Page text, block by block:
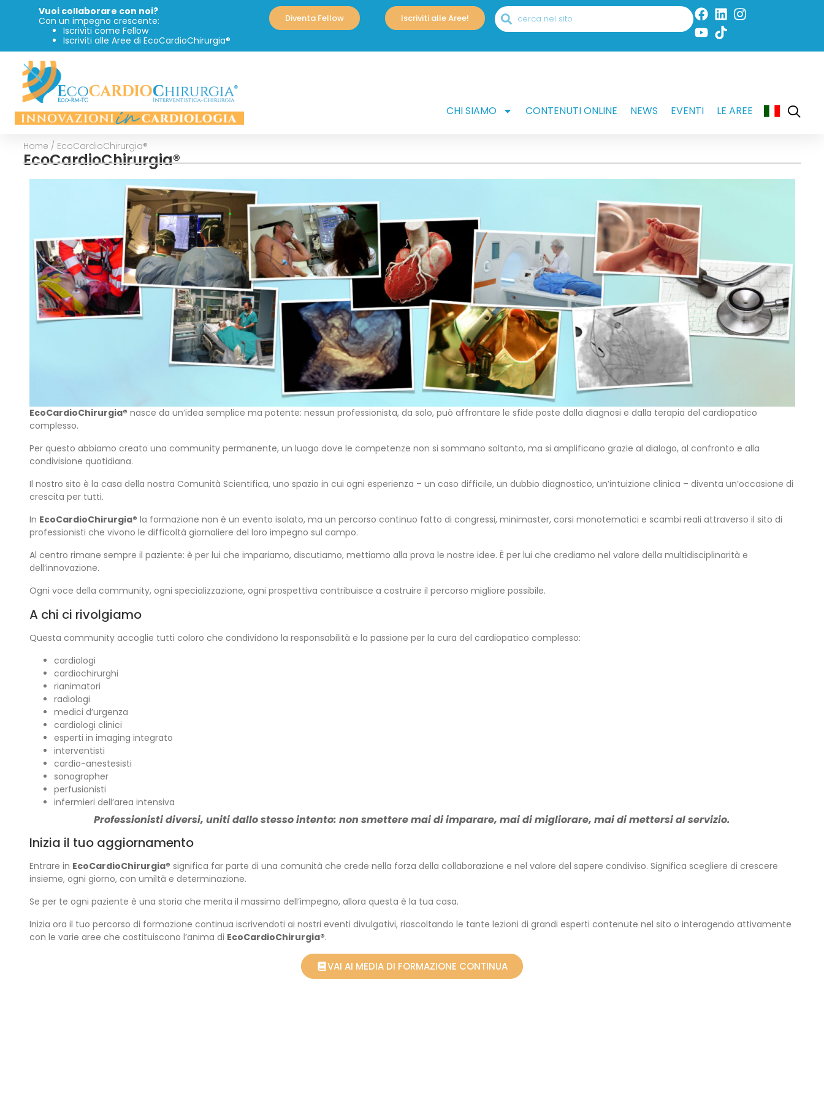
Vuoi collaborare con noi?
Con un impegno crescente:
Iscriviti come Fellow
Iscriviti alle Aree di EcoCardioChirurgia®
Diventa Fellow Iscriviti alle Aree!
CHI SIAMO CONTENUTI ONLINE NEWS EVENTI LE AREE
Home / EcoCardioChirurgia®
EcoCardioChirurgia®
EcoCardioChirurgia® nasce da un’idea semplice ma potente: nessun professionista, da solo, può affrontare le sfide poste dalla diagnosi e dalla terapia del cardiopatico
complesso.
Per questo abbiamo creato una community permanente, un luogo dove le competenze non si sommano soltanto, ma si amplificano grazie al dialogo, al confronto e alla
condivisione quotidiana.
Il nostro sito è la casa della nostra Comunità Scientifica, uno spazio in cui ogni esperienza – un caso difficile, un dubbio diagnostico, un’intuizione clinica – diventa un’occasione di
crescita per tutti.
In EcoCardioChirurgia® la formazione non è un evento isolato, ma un percorso continuo fatto di congressi, minimaster, corsi monotematici e scambi reali attraverso il sito di
professionisti che vivono le difficoltà giornaliere del loro impegno sul campo.
Al centro rimane sempre il paziente: è per lui che impariamo, discutiamo, mettiamo alla prova le nostre idee. È per lui che crediamo nel valore della multidisciplinarità e
dell’innovazione.
Ogni voce della community, ogni specializzazione, ogni prospettiva contribuisce a costruire il percorso migliore possibile.
A chi ci rivolgiamo
Questa community accoglie tutti coloro che condividono la responsabilità e la passione per la cura del cardiopatico complesso:
cardiologi
cardiochirurghi
rianimatori
radiologi
medici d’urgenza
cardiologi clinici
esperti in imaging integrato
interventisti
cardio-anestesisti
sonographer
perfusionisti
infermieri dell’area intensiva
Professionisti diversi, uniti dallo stesso intento: non smettere mai di imparare, mai di migliorare, mai di mettersi al servizio.
Inizia il tuo aggiornamento
Entrare in EcoCardioChirurgia® significa far parte di una comunità che crede nella forza della collaborazione e nel valore del sapere condiviso. Significa scegliere di crescere
insieme, ogni giorno, con umiltà e determinazione.
Se per te ogni paziente è una storia che merita il massimo dell’impegno, allora questa è la tua casa.
Inizia ora il tuo percorso di formazione continua iscrivendoti ai nostri eventi divulgativi, riascoltando le tante lezioni di grandi esperti contenute nel sito o interagendo attivamente
con le varie aree che costituiscono l’anima di EcoCardioChirurgia®.
VAI AI MEDIA DI FORMAZIONE CONTINUA